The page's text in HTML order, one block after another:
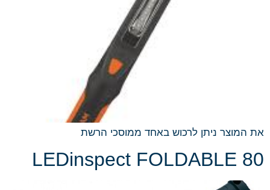
את המוצר ניתן לרכוש באחד ממוסכי הרשת
LEDinspect FOLDABLE 80